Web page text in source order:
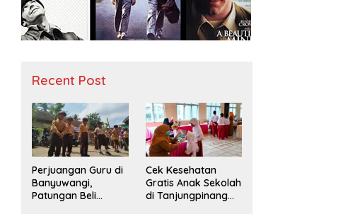
Recent Post
Perjuangan Guru di
Banyuwangi,
Patungan Beli
Cek Kesehatan
Gratis Anak Sekolah
di Tanjungpinang